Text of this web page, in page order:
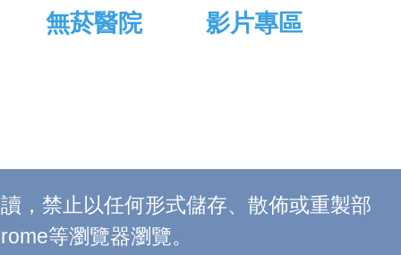
無菸醫院 影片專區
，禁止以任何形式儲存、散佈或重製部
等瀏覽器瀏覽。